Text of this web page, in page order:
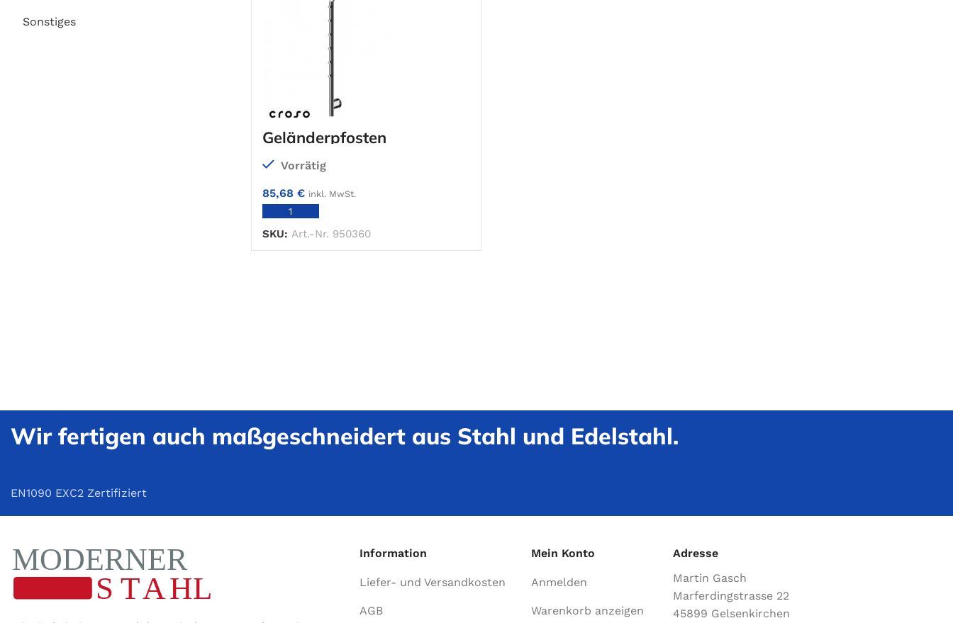
Sonstiges
Geländerpfosten
Vorrätig
85,68 € inkl. MwSt.
SKU: Art.-Nr. 950360
Wir fertigen auch maßgeschneidert aus Stahl und Edelstahl.
EN1090 EXC2 Zertifiziert
Information
Liefer- und Versandkosten
AGB
Mein Konto
Anmelden
Warenkorb anzeigen
Adresse
Martin Gasch
Marferdingstrasse 22
45899 Gelsenkirchen